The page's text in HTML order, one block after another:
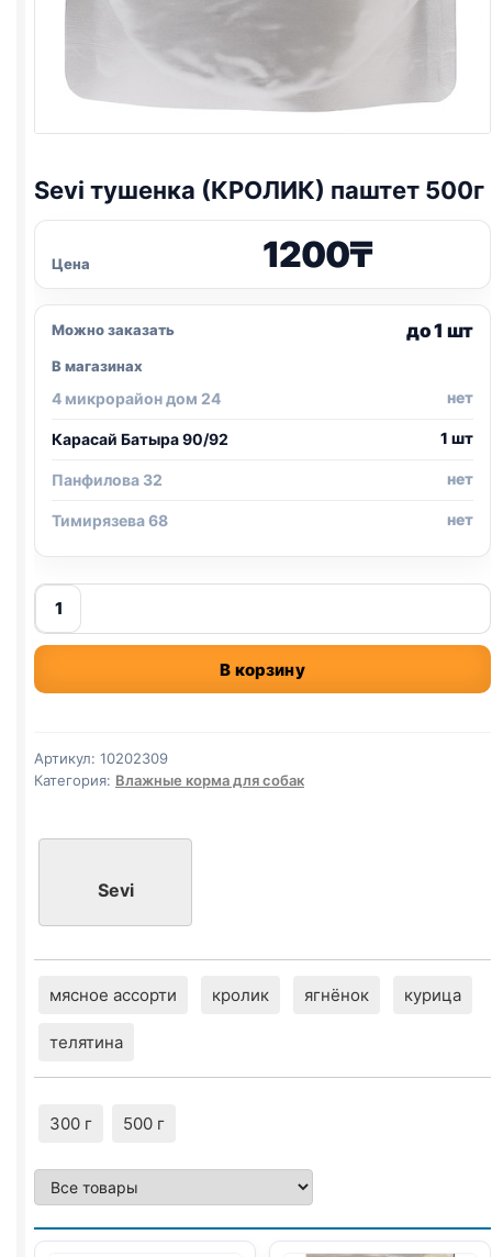
Sevi тушенка (КРОЛИК) паштет 500г
Цена 1200₸
Можно заказать до 1 шт
В магазинах
4 микрорайон дом 24 нет
Карасай Батыра 90/92 1 шт
Панфилова 32 нет
Тимирязева 68 нет
Количество
товара
Sevi
(КРОЛИК)
500г
В корзину
Артикул: 10202309
Категория: Влажные корма для собак
Sevi
мясное ассорти кролик ягнёнок курица
телятина
300 г 500 г